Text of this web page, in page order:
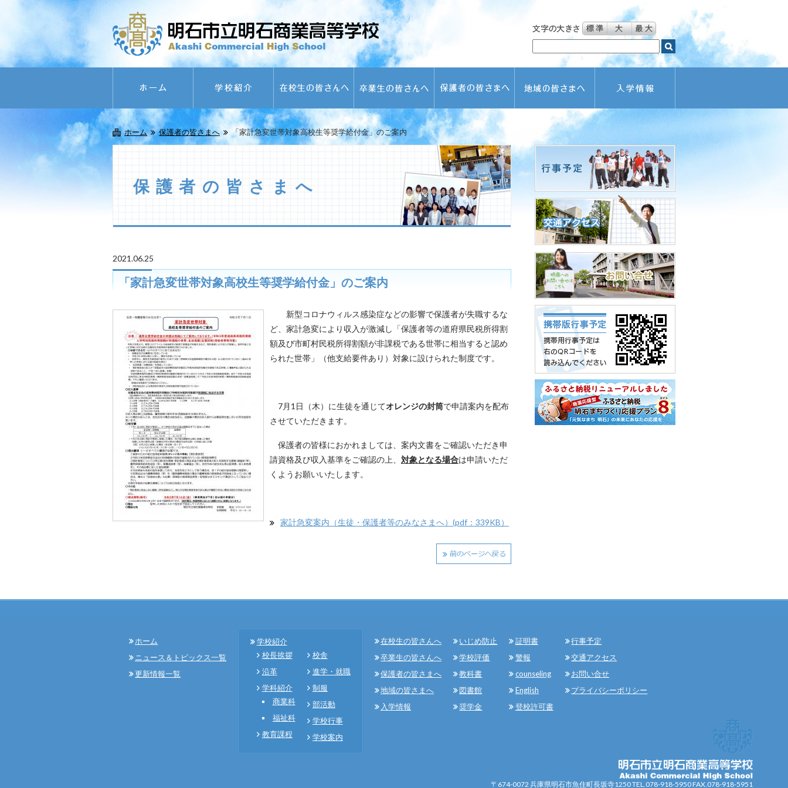
ホーム 保護者の皆さまへ 「家計急変世帯対象高校生等奨学給付金」のご案内
保護者の皆さまへ
2021.06.25
「家計急変世帯対象高校生等奨学給付金」のご案内
新型コロナウィルス感染症などの影響で保護者が失職するな
ど、家計急変により収入が激減し「保護者等の道府県民税所得割
額及び市町村民税所得割額が非課税である世帯に相当すると認め
られた世帯」（他支給要件あり）対象に設けられた制度です。
7月1日（木）に生徒を通じてオレンジの封筒で申請案内を配布
させていただきます。
保護者の皆様におかれましては、案内文書をご確認いただき申
請資格及び収入基準をご確認の上、 対象となる場合は申請いただ
くようお願いいたします。
家計急変案内（生徒・保護者等のみなさまへ）(pdf：339KB）
ホーム
ニュース＆トピックス一覧
更新情報一覧
学校紹介
校長挨拶
沿革
学科紹介
商業科
福祉科
教育課程
校舎
進学・就職
制服
部活動
学校行事
学校案内
在校生の皆さんへ
卒業生の皆さんへ
保護者の皆さまへ
地域の皆さまへ
入学情報
いじめ防止
学校評価
教科書
図書館
奨学金
証明書
警報
counseling
English
登校許可書
行事予定
交通アクセス
お問い合せ
プライバシーポリシー
〒674-0072 兵庫県明石市魚住町長坂寺1250TEL.078-918-5950 FAX.078-918-5951